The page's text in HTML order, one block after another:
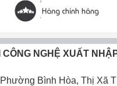
NGHỆ XUẤT
Bình Hòa, Thị Xã